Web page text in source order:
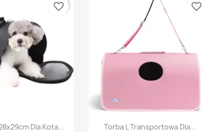
podgląd
Dla Kota...
favorite_border
Szybki podgląd
Torba L Transportowa Dla...
favorite_border